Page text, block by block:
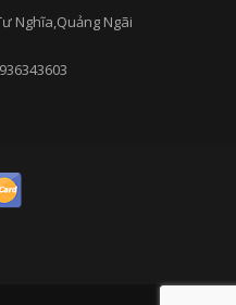
Nghĩa,Quảng Ngãi